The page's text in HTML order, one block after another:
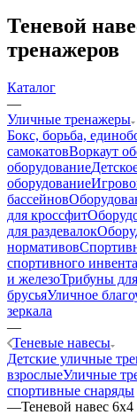
Теневой
тренажеров
Каталог
—
Уличные тренажеры
Бокс, борьба,
самокатовВоркаут
оборудование
оборудование
бассейнов
для кроссфит
для раздевалок
нормативов
спортивного
и железоТрибуны
брусьяУличное
зеркала
—
Теневые навесы
Детские уличные
взрослыеУличные
спортивные снаряды
—Теневой навес